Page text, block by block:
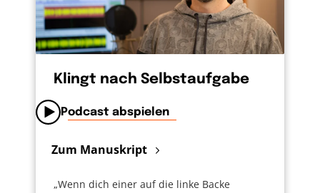
Klingt nach Selbstaufgabe
Podcast abspielen
Zum Manuskript
„Wenn dich einer auf die linke Backe